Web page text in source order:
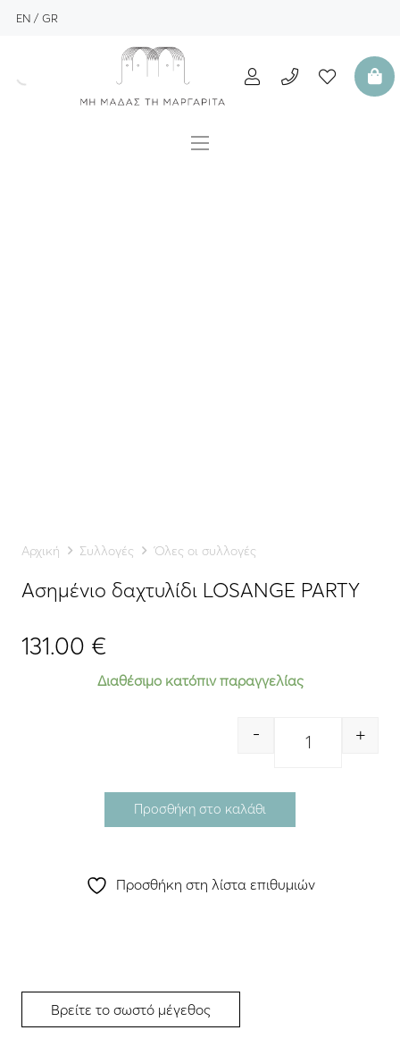
EN GR
Αρχική Συλλογές Όλες οι συλλογές
Ασημένιο δαχτυλίδι LOSANGE PARTY
131.00 €
Διαθέσιμο κατόπιν παραγγελίας
Quantity
- +
Προσθήκη στο καλάθι
Προσθήκη στη λίστα επιθυμιών
Βρείτε το σωστό μέγεθος